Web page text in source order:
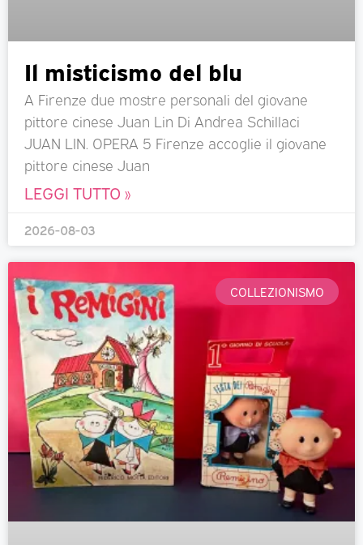
Il misticismo del blu
A Firenze due mostre personali del giovane
pittore cinese Juan Lin Di Andrea Schillaci
JUAN LIN. OPERA 5 Firenze accoglie il giovane
pittore cinese Juan
LEGGI TUTTO »
2026-08-03
COLLEZIONISMO